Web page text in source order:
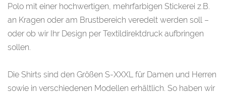
Polo mit einer hochwertigen, mehrfarbigen Stickerei z.B.
an Kragen oder am Brustbereich veredelt werden soll –
oder ob wir Ihr Design per Textildirektdruck aufbringen
sollen.
Die Shirts sind den Größen S-XXXL für Damen und Herren
sowie in verschiedenen Modellen erhältlich. So haben wir